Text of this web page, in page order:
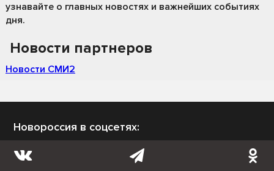
узнавайте о главных новостях и важнейших событиях
дня.
Новости партнеров
Новости СМИ2
Новороссия в соцсетях: